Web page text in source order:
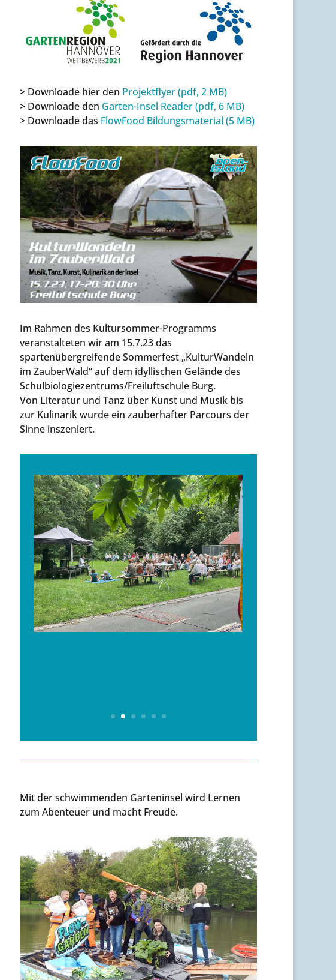
> Downloade hier den Projektflyer (pdf, 2 MB)
> Downloade den Garten-Insel Reader (pdf, 6 MB)
> Downloade das FlowFood Bildungsmaterial (5 MB)
Im Rahmen des Kultursommer-Programms
veranstalteten wir am 15.7.23 das
spartenübergreifende Sommerfest „KulturWandeln
im ZauberWald“ auf dem idyllischen Gelände des
Schulbiologiezentrums/Freiluftschule Burg.
Von Literatur und Tanz über Kunst und Musik bis
zur Kulinarik wurde ein zauberhafter Parcours der
Sinne inszeniert.
Mit der schwimmenden Garteninsel wird Lernen
zum Abenteuer und macht Freude.